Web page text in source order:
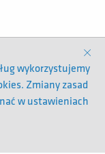
wykorzystujemy
Zmiany zasad
w ustawieniach